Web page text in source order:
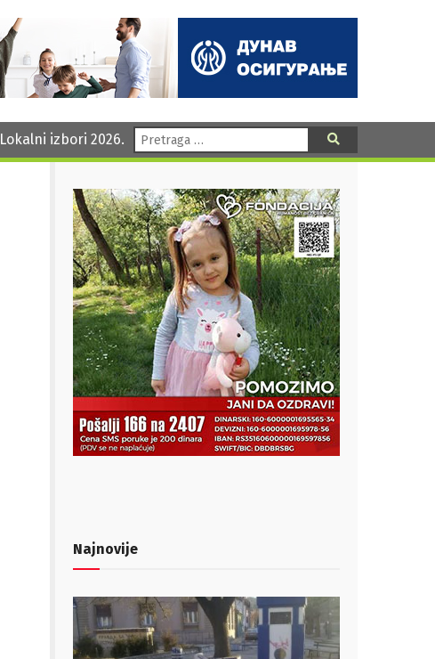
Lokalni izbori 2026. Pretraga:
Najnovije